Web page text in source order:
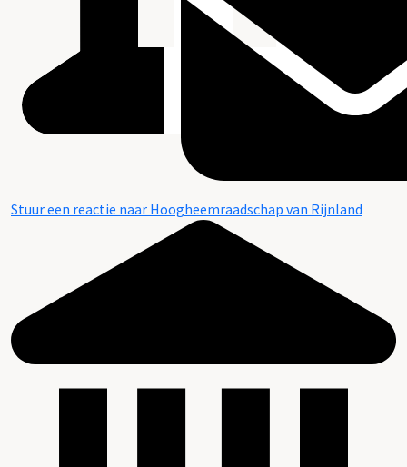
Stuur een reactie naar Hoogheemraadschap van Rijnland